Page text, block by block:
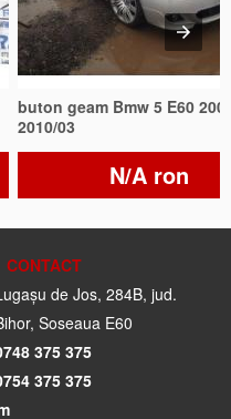
buton geam Bmw 5 E60
2010/03
N/A ron
CONTACT
de Jos, 284B, jud.
Soseaua E60
375 375
375 375